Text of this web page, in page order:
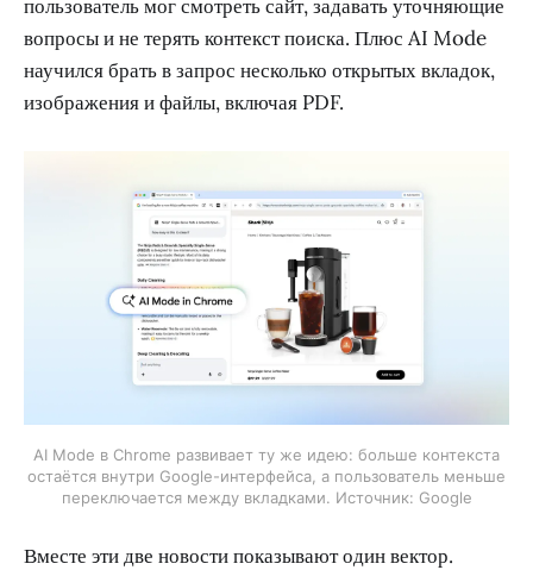
пользователь мог смотреть сайт, задавать уточняющие
вопросы и не терять контекст поиска. Плюс AI Mode
научился брать в запрос несколько открытых вкладок,
изображения и файлы, включая PDF.
AI Mode в Chrome развивает ту же идею: больше контекста
остаётся внутри Google-интерфейса, а пользователь меньше
переключается между вкладками. Источник: Google
Вместе эти две новости показывают один вектор.